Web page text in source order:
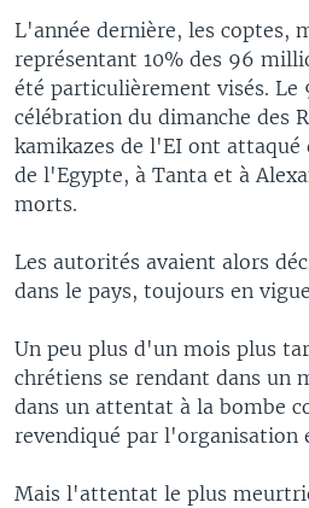
L'année dernière, les coptes,
représentant 10% des 96
été particulièrement visés. Le
célébration du dimanche des
kamikazes de l'EI ont attaqué
de l'Egypte, à Tanta et à
morts.
Les autorités avaient alors
dans le pays, toujours en
Un peu plus d'un mois plus
chrétiens se rendant dans un
dans un attentat à la bombe
revendiqué par l'organisation
Mais l'attentat le plus